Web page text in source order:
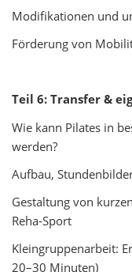
Modifikationen und
Förderung von
Teil 6: Transfer &
Wie kann Pilates in
werden?
Aufbau,
Gestaltung von
Reha-Sport
Kleingruppenarbeit:
20–30 Minuten)